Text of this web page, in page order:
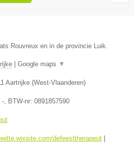
Rouvreux en in de provincie Luik.
| Google maps ▼
Aartrijke (West-Vlaanderen)
- , BTW-nr: 0891857590
defeesttherapeut |